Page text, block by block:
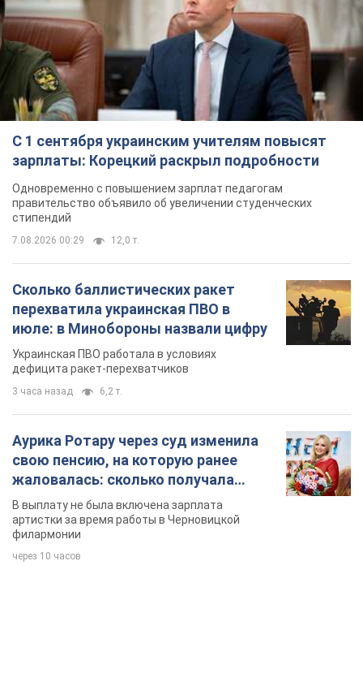
7.08.2026 00:29
Сколько баллистических ракет
перехватила украинская ПВО в
июле: в Минобороны назвали цифру
дефицита ракет-перехватчиков
3 часа назад 6,2 т.
Аурика Ротару через суд изменила
свою пенсию, на которую ранее
артистки за время работы в Черновицкой
филармонии
через 10 часов